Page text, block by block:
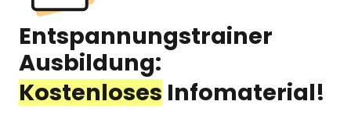
Entspannungstrainer
Ausbildung:
Kostenloses Infomaterial!